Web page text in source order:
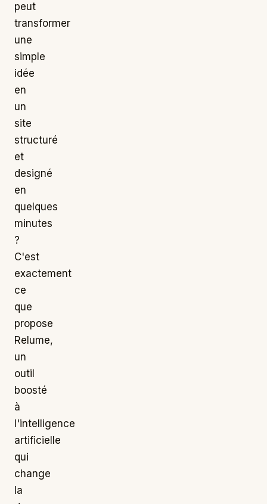
peut
transformer
une
simple
idée
en
un
site
structuré
et
designé
en
quelques
minutes
?
C'est
exactement
ce
que
propose
Relume,
un
outil
boosté
à
l'intelligence
artificielle
qui
change
la